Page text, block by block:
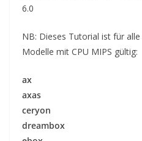
6.0
NB: Dieses Tutorial ist für alle
Modelle mit CPU MIPS gültig:
ax
axas
ceryon
dreambox